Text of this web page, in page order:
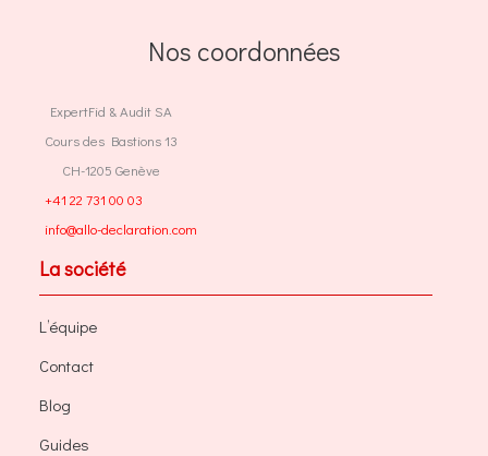
Nos coordonnées
ExpertFid & Audit SA
Cours des Bastions 13
CH-1205 Genève
+41 22 731 00 03
info@allo-declaration.com
La société
L’équipe
Contact
Blog
Guides